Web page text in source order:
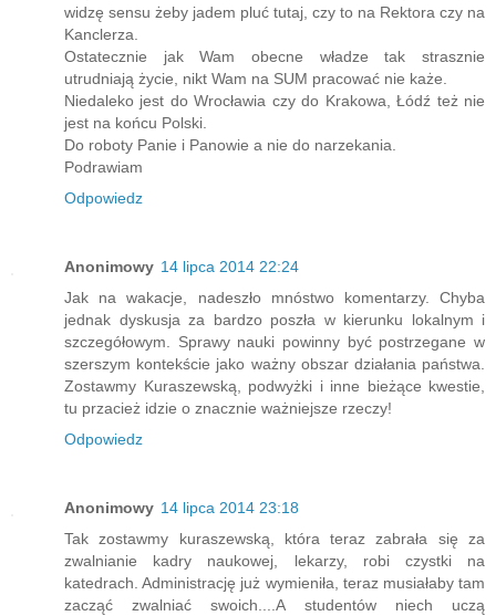
widzę sensu żeby jadem pluć tutaj, czy to na Rektora czy na
Kanclerza.
Ostatecznie jak Wam obecne władze tak strasznie
utrudniają życie, nikt Wam na SUM pracować nie każe.
Niedaleko jest do Wrocławia czy do Krakowa, Łódź też nie
jest na końcu Polski.
Do roboty Panie i Panowie a nie do narzekania.
Podrawiam
Odpowiedz
Anonimowy 14 lipca 2014 22:24
Jak na wakacje, nadeszło mnóstwo komentarzy. Chyba
jednak dyskusja za bardzo poszła w kierunku lokalnym i
szczegółowym. Sprawy nauki powinny być postrzegane w
szerszym kontekście jako ważny obszar działania państwa.
Zostawmy Kuraszewską, podwyżki i inne bieżące kwestie,
tu przacież idzie o znacznie ważniejsze rzeczy!
Odpowiedz
Anonimowy 14 lipca 2014 23:18
Tak zostawmy kuraszewską, która teraz zabrała się za
zwalnianie kadry naukowej, lekarzy, robi czystki na
katedrach. Administrację już wymieniła, teraz musiałaby tam
zacząć zwalniać swoich....A studentów niech uczą